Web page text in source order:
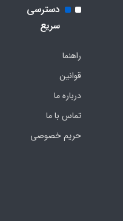
دسترسی
سریع
راهنما
قوانین
درباره ما
تماس با ما
حریم خصوصی